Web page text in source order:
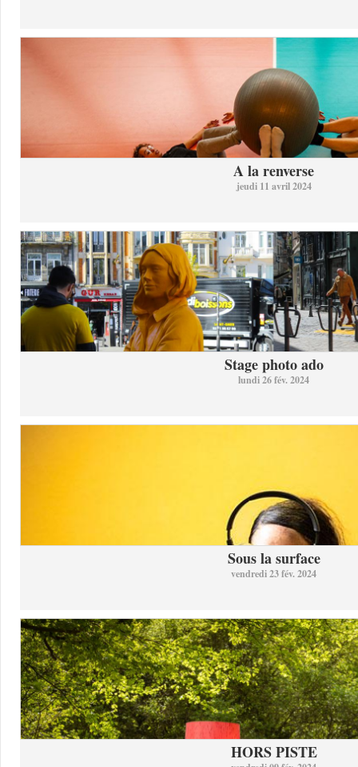
A la renverse
jeudi 11 avril 2024
Stage photo ado
lundi 26 fév. 2024
Sous la surface
vendredi 23 fév. 2024
HORS PISTE